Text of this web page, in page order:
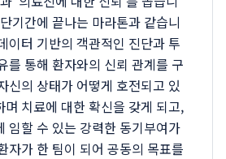
기간에 끝나는 마라톤과 같습니
이터 기반의 객관적인 진단과 투
를 통해 환자와의 신뢰 관계를 구
신의 상태가 어떻게 호전되고 있
치료에 대한 확신을 갖게 되고,
임할 수 있는 강력한 동기부여가
자가 한 팀이 되어 공동의 목표를